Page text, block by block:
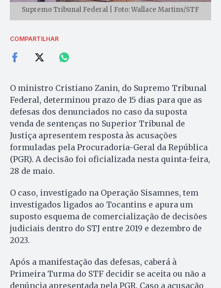
Supremo Tribunal Federal | Foto: Wallace Martins/STF
COMPARTILHAR
O ministro Cristiano Zanin, do Supremo Tribunal
Federal, determinou prazo de 15 dias para que as
defesas dos denunciados no caso da suposta
venda de sentenças no Superior Tribunal de
Justiça apresentem resposta às acusações
formuladas pela Procuradoria-Geral da República
(PGR). A decisão foi oficializada nesta quinta-feira,
28 de maio.
O caso, investigado na Operação Sisamnes, tem
investigados ligados ao Tocantins e apura um
suposto esquema de comercialização de decisões
judiciais dentro do STJ entre 2019 e dezembro de
2023.
Após a manifestação das defesas, caberá à
Primeira Turma do STF decidir se aceita ou não a
denúncia apresentada pela PGR. Caso a acusação